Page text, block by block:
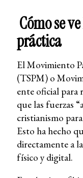
Cómo se
práctica
El Movimiento
(TSPM) o
ente oficial
que las fuerzas
cristianismo
Esto ha hecho
directamente a
físico y digital.